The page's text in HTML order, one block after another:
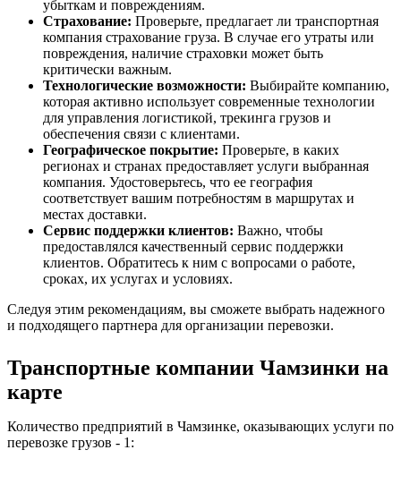
убыткам и повреждениям.
Страхование: Проверьте, предлагает ли транспортная
компания страхование груза. В случае его утраты или
повреждения, наличие страховки может быть
критически важным.
Технологические возможности: Выбирайте компанию,
которая активно использует современные технологии
для управления логистикой, трекинга грузов и
обеспечения связи с клиентами.
Географическое покрытие: Проверьте, в каких
регионах и странах предоставляет услуги выбранная
компания. Удостоверьтесь, что ее география
соответствует вашим потребностям в маршрутах и
местах доставки.
Сервис поддержки клиентов: Важно, чтобы
предоставлялся качественный сервис поддержки
клиентов. Обратитесь к ним с вопросами о работе,
сроках, их услугах и условиях.
Следуя этим рекомендациям, вы сможете выбрать надежного
и подходящего партнера для организации перевозки.
Транспортные компании Чамзинки на
карте
Количество предприятий в Чамзинке, оказывающих услуги по
перевозке грузов - 1: